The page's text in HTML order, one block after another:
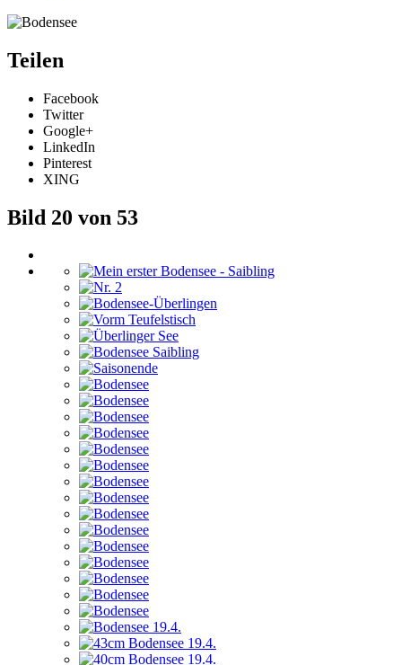
Teilen
Facebook
Twitter
Google+
LinkedIn
Pinterest
XING
Bild 20 von 53